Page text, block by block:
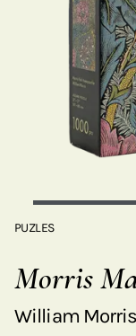
PUZLES
Morris
William Morris